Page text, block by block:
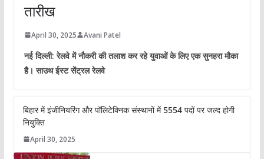
तारीख
April 30, 2025 Avani Patel
नई दिल्ली: रेलवे में नौकरी की तलाश कर रहे युवाओं के लिए एक सुनहरा मौका
है। साउथ ईस्ट सेंट्रल रेलवे
बिहार में इंजीनियरिंग और पॉलिटेक्निक संस्थानों में 5554 पदों पर जल्द होगी
नियुक्ति
April 30, 2025